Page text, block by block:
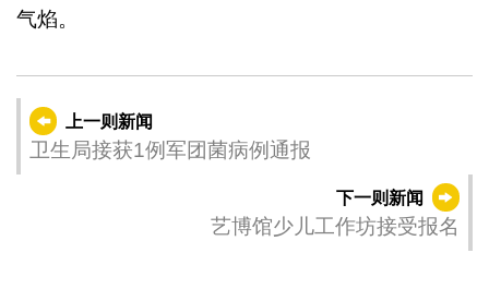
气焰。
上一则新闻
卫生局接获1例军团菌病例通报
下一则新闻
艺博馆少儿工作坊接受报名